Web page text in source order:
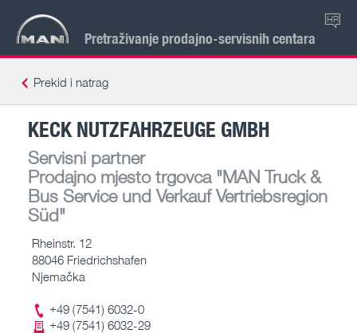
Pretraživanje prodajno-servisnih centara
HR
Prekid i natrag
KECK NUTZFAHRZEUGE GMBH
Servisni partner
Prodajno mjesto trgovca"MAN Truck &
Bus Service und Verkauf Vertriebsregion
Süd"
Rheinstr. 12
88046 Friedrichshafen
Njemačka
+49 (7541) 6032-0
+49 (7541) 6032-29